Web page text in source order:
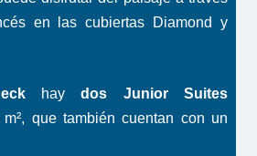
en las cubiertas Diamond y
haydos Junior Suites
que también cuentan con un